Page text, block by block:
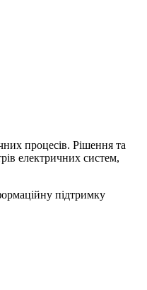
процесів. Рішення та
електричних систем,
підтримку